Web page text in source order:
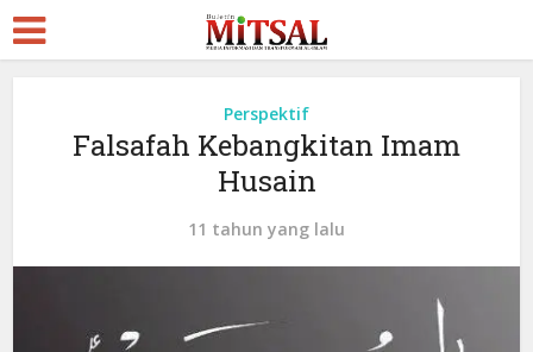
Perspektif
Falsafah Kebangkitan Imam
Husain
11 tahun yang lalu